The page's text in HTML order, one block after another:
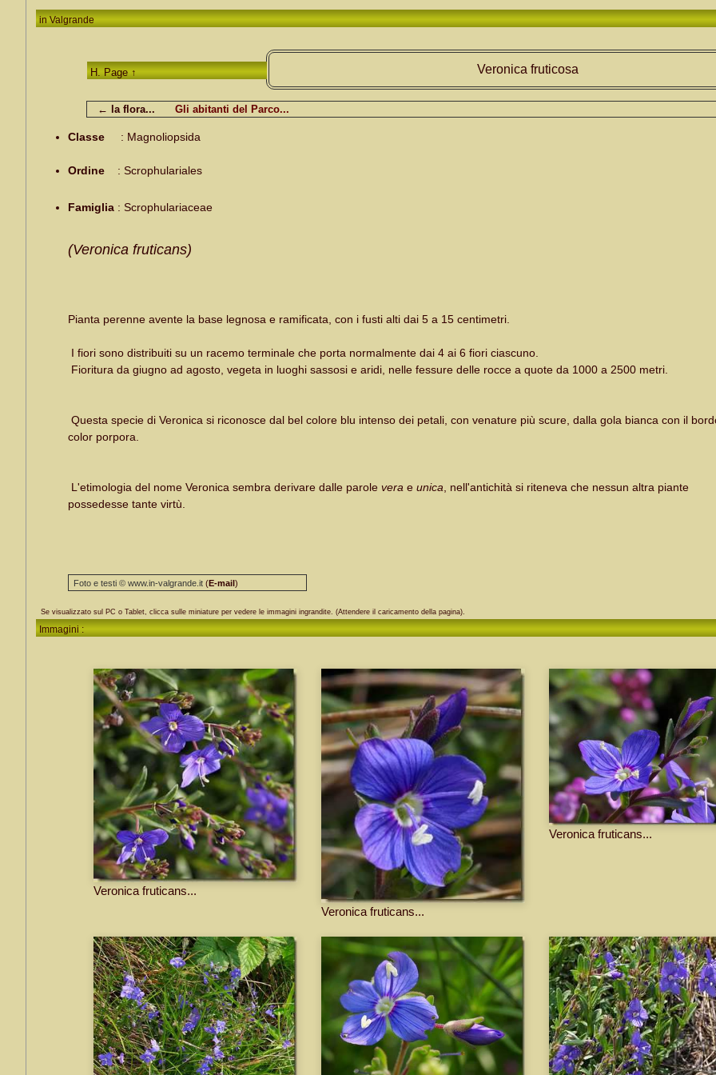
in Valgrande
H. Page ↑ Veronica fruticosa
← la flora... Gli abitanti del Parco...
Classe : Magnoliopsida
Ordine : Scrophulariales
Famiglia : Scrophulariaceae
(Veronica fruticans)
Pianta perenne avente la base legnosa e ramificata, con i fusti alti dai 5 a 15 centimetri.
I fiori sono distribuiti su un racemo terminale che porta normalmente dai 4 ai 6 fiori ciascuno.
Fioritura da giugno ad agosto, vegeta in luoghi sassosi e aridi, nelle fessure delle rocce a quote da 1000 a 2500 metri.
Questa specie di Veronica si riconosce dal bel colore blu intenso dei petali, con venature più scure, dalla gola bianca con il
color porpora.
L'etimologia del nome Veronica sembra derivare dalle parole vera e unica , nell'antichità si riteneva che nessun altra piante
possedesse tante virtù.
Foto e testi © www.in-valgrande.it (E-mail)
Se visualizzato sul PC o Tablet, clicca sulle miniature per vedere le immagini ingrandite. (Attendere il caricamento della pagina).
Immagini :
Veronica fruticans...
Veronica fruticans...
Veronica fruticans...